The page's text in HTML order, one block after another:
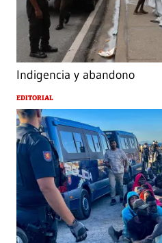
Indigencia y abandono
EDITORIAL